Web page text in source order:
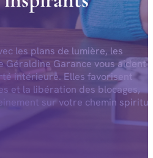
les plans de lumière, les
Géraldine Garance vous aident
intérieure. Elles favorisent
et la libération des blocages,
sur votre chemin